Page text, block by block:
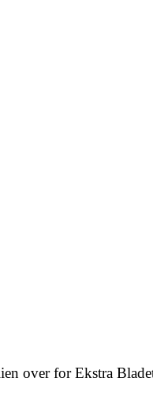
over for Ekstra